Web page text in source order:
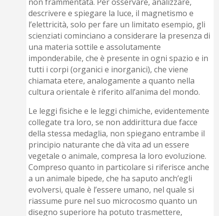
descrivere e spiegare la luce, il magnetismo e
l’elettricità, solo per fare un limitato esempio, gli
scienziati cominciano a considerare la presenza di
una materia sottile e assolutamente
imponderabile, che è presente in ogni spazio e in
tutti i corpi (organici e inorganici), che viene
chiamata etere, analogamente a quanto nella
cultura orientale è riferito all’anima del mondo.
Le leggi fisiche e le leggi chimiche, evidentemente
collegate tra loro, se non addirittura due facce
della stessa medaglia, non spiegano entrambe il
principio naturante che dà vita ad un essere
vegetale o animale, compresa la loro evoluzione.
Compreso quanto in particolare si riferisce anche
a un animale bipede, che ha saputo anch’egli
evolversi, quale è l’essere umano, nel quale si
riassume pure nel suo microcosmo quanto un
disegno superiore ha potuto trasmettere,